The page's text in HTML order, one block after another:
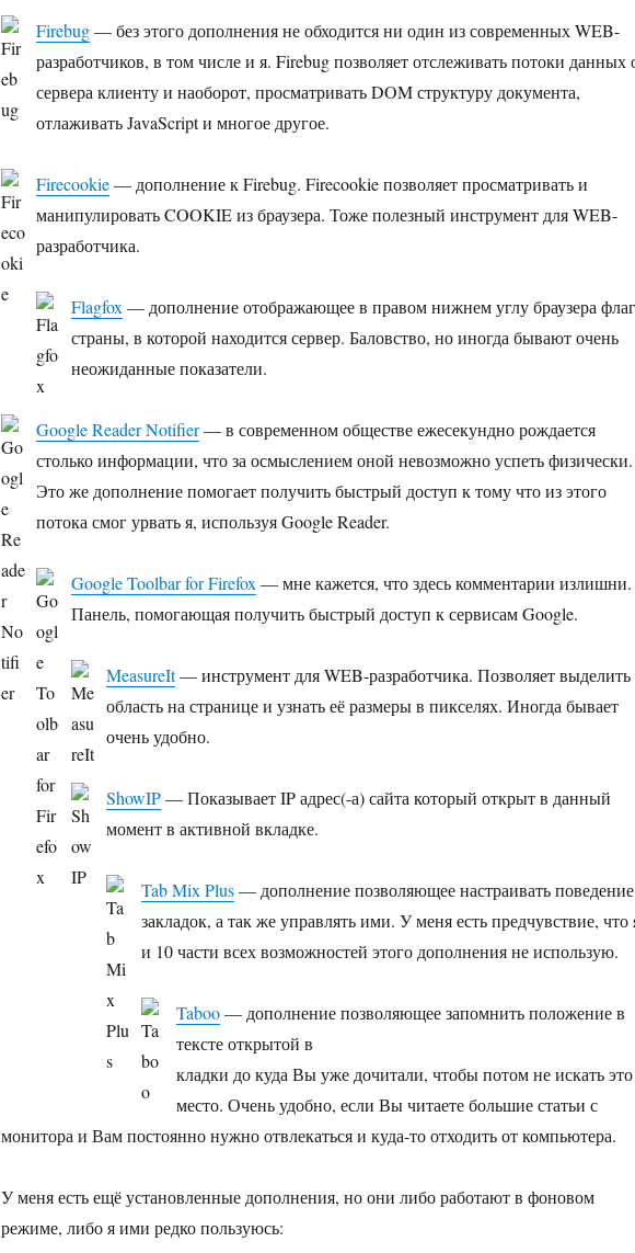
Firebug— без этого дополнения не обходится ни один из современных WEB-
разработчиков, в том числе и я. Firebug позволяет отслеживать потоки данных
сервера клиенту и наоборот, просматривать DOM структуру документа,
отлаживать JavaScript и многое другое.
Firecookie— дополнение к Firebug. Firecookie позволяет просматривать и
манипулировать COOKIE из браузера. Тоже полезный инструмент для WEB-
разработчика.
Flagfox — дополнение отображающее в правом нижнем углу браузера флаг
страны, в которой находится сервер. Баловство, но иногда бывают очень
неожиданные показатели.
Google Reader Notifier— в современном обществе ежесекундно рождается
столько информации, что за осмыслением оной невозможно успеть физически.
Это же дополнение помогает получить быстрый доступ к тому что из этого
потока смог урвать я, используя Google Reader.
Google Toolbar for Firefox — мне кажется, что здесь комментарии излишни.
Панель, помогающая получить быстрый доступ к сервисам Google.
MeasureIt— инструмент для WEB-разработчика. Позволяет выделить
область на странице и узнать её размеры в пикселях. Иногда бывает
очень удобно.
ShowIP— Показывает IP адрес(-а) сайта который открыт в данный
момент в активной вкладке.
Tab Mix Plus— дополнение позволяющее настраивать поведение
закладок, а так же управлять ими. У меня есть предчувствие, что
и 10 части всех возможностей этого дополнения не использую.
Taboo— дополнение позволяющее запомнить положение в
тексте открытой в
кладки до куда Вы уже дочитали, чтобы потом не искать это
место. Очень удобно, если Вы читаете большие статьи с
монитора и Вам постоянно нужно отвлекаться и куда-то отходить от компьютера.
У меня есть ещё установленные дополнения, но они либо работают в фоновом
режиме, либо я ими редко пользуюсь: